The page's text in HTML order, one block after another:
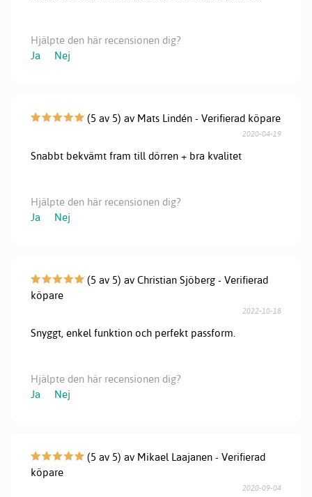
Hjälpte den här recensionen dig?
Ja
Nej
(5 av 5) av Mats Lindén - Verifierad köpare
2020-04-19
Snabbt bekvämt fram till dörren + bra kvalitet
Hjälpte den här recensionen dig?
Ja
Nej
(5 av 5) av Christian Sjöberg - Verifierad
köpare
2022-10-18
Snyggt, enkel funktion och perfekt passform.
Hjälpte den här recensionen dig?
Ja
Nej
(5 av 5) av Mikael Laajanen - Verifierad
köpare
2020-09-04